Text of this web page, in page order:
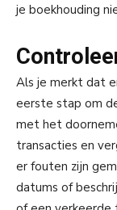
je boekhouding
Als je merkt dat
eerste stap om
met het
transacties en
er fouten zijn
datums of